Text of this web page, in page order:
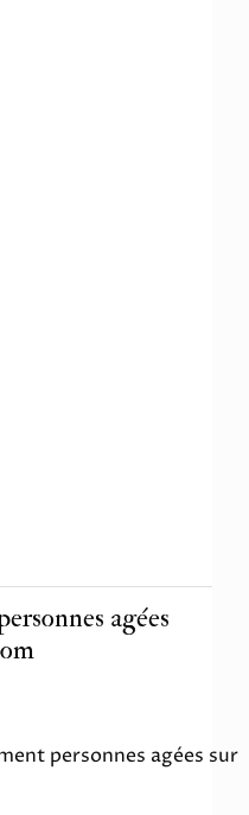
agées
personnes agées sur